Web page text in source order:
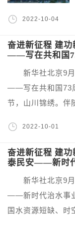
2022-10-04
奋进新征程 建
——写在共和国
新华社北京9月
——写在共和国
节，山川锦绣。伴
2022-10-01
奋进新征程 建功
泰民安——新时
新华社北京9月
——新时代治水
国水资源短缺、时